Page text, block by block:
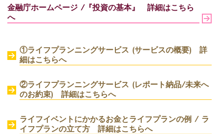
金融庁ホームページ /『投資の基本』 詳細はこちら
へ
①ライフプランニングサービス (サービスの概要) 詳
細はこちらへ
②ライフプランニングサービス (レポート納品/未来へ
のお約束) 詳細はこちらへ
ライフイベントにかかるお金とライフプランの例 / ラ
イフプランの立て方 詳細はこちらへ